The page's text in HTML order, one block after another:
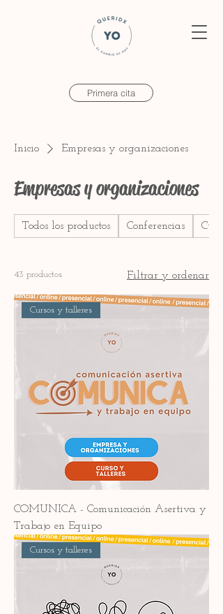
Primera cita
Inicio Empresas y organizaciones
Empresas y organizaciones
Todos los productos Conferencias
43 productos Filtrar y ordenar
Cursos y talleres
COMUNICA - Comunicación Asertiva y
Trabajo en Equipo
Cursos y talleres